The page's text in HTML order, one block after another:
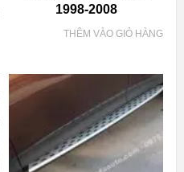
1998-2008
THÊM VÀO GIỎ HÀNG